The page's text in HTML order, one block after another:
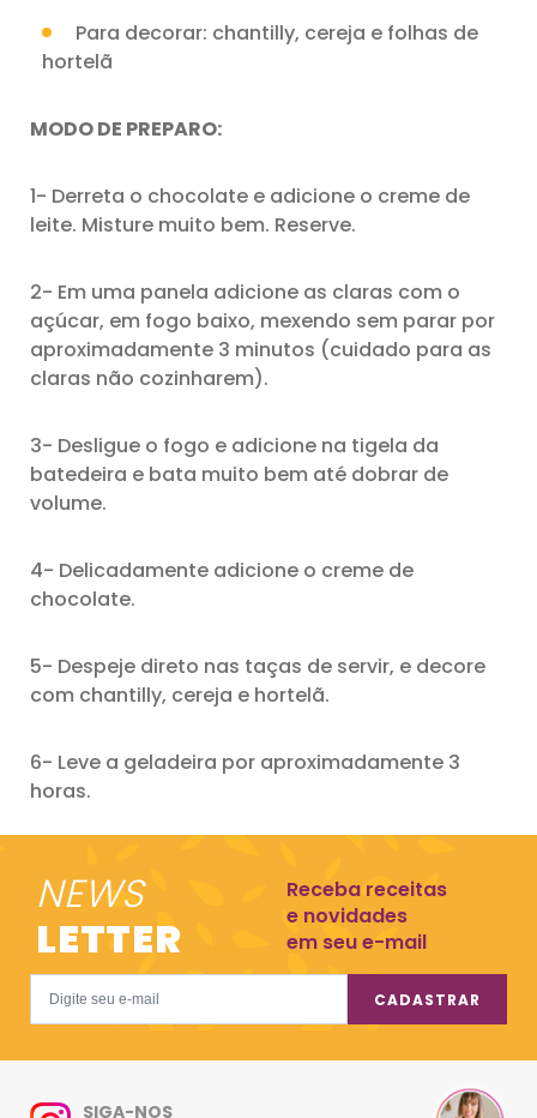
Para decorar: chantilly, cereja e folhas de
hortelã
MODO DE PREPARO:
1- Derreta o chocolate e adicione o creme de
leite. Misture muito bem. Reserve.
2- Em uma panela adicione as claras com o
açúcar, em fogo baixo, mexendo sem parar por
aproximadamente 3 minutos (cuidado para as
claras não cozinharem).
3- Desligue o fogo e adicione na tigela da
batedeira e bata muito bem até dobrar de
volume.
4- Delicadamente adicione o creme de
chocolate.
5- Despeje direto nas taças de servir, e decore
com chantilly, cereja e hortelã.
6- Leve a geladeira por aproximadamente 3
horas.
NEWS
LETTER
Receba receitas
e novidades
em seu e-mail
CADASTRAR
SIGA-NOS